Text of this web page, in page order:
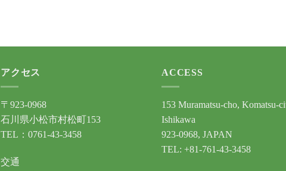
アクセス
〒923-0968
石川県小松市村松町153
TEL：0761-43-3458
交通
ACCESS
153 Muramatsu-cho, Komatsu-
Ishikawa
923-0968, JAPAN
TEL: +81-761-43-3458